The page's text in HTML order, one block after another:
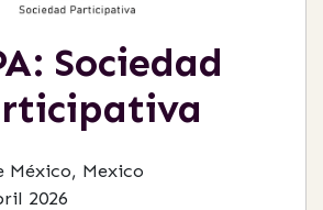
Sociedad
México, Mexico
2026